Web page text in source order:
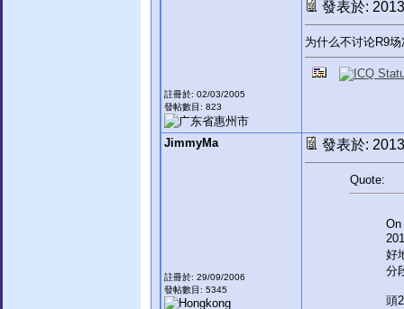
註冊於: 02/03/2005
發帖數目: 823
發表於:
为什么不讨论R9
JimmyMa
註冊於: 29/09/2006
發帖數目: 5345
發表於:
Quote:
On
好
分
頭